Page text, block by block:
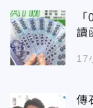
讀
17
傳